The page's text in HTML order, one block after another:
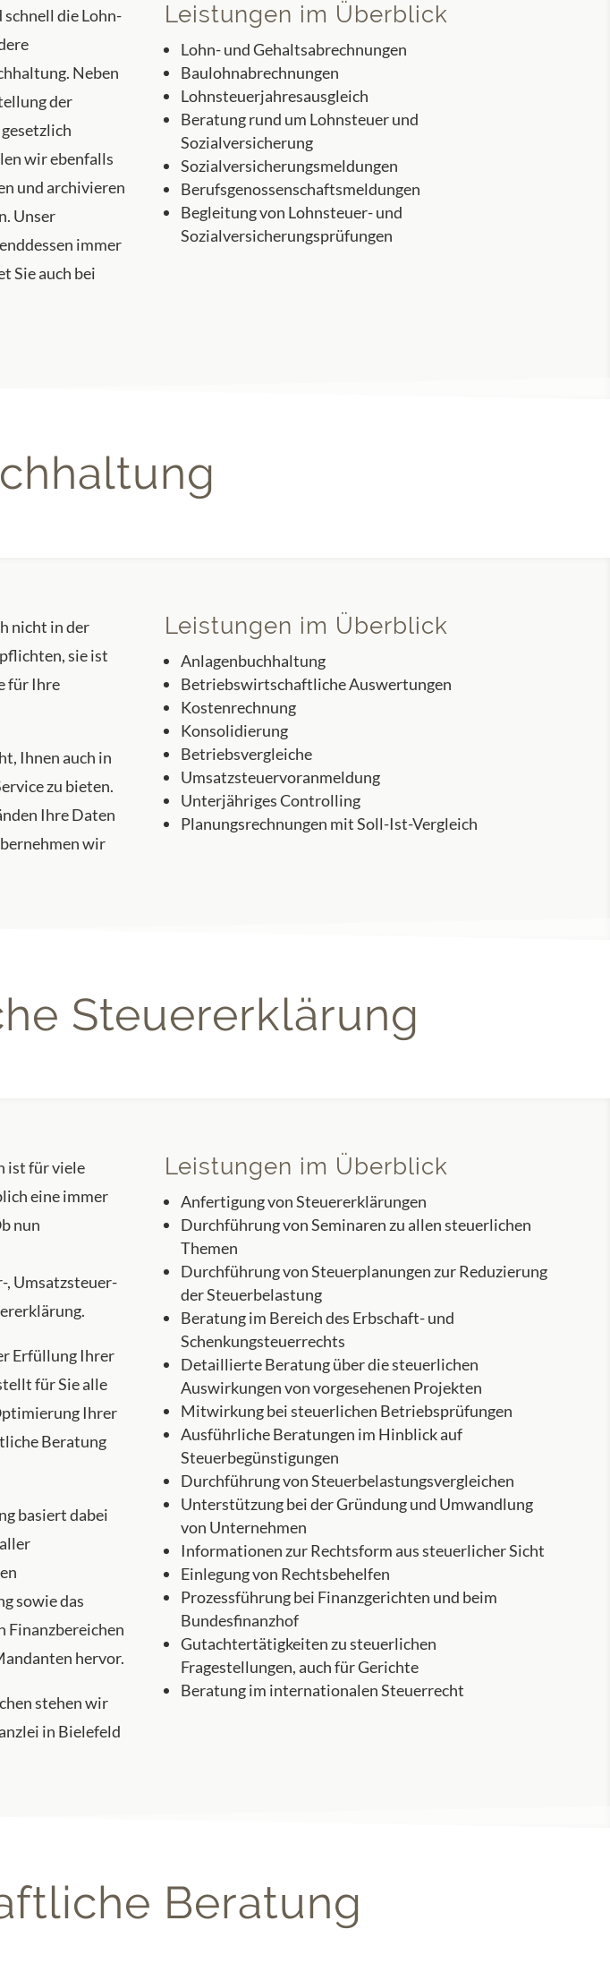
die Lohn-
Neben
der
wir ebenfalls
und archivieren
Unser
immer
Sie auch bei
Leistungen im Überblick
Lohn- und Gehaltsabrechnungen
Baulohnabrechnungen
Lohnsteuerjahresausgleich
Beratung rund um Lohnsteuer und
Sozialversicherung
Sozialversicherungsmeldungen
Berufsgenossenschaftsmeldungen
Begleitung von Lohnsteuer- und
Sozialversicherungsprüfungen
nicht in der
sie ist
für Ihre
Ihnen auch in
zu bieten.
Ihre Daten
wir
Leistungen im Überblick
Anlagenbuchhaltung
Betriebswirtschaftliche Auswertungen
Kostenrechnung
Konsolidierung
Betriebsvergleiche
Umsatzsteuervoranmeldung
Unterjähriges Controlling
Planungsrechnungen mit Soll-Ist-Vergleich
Steuererklärung
ist für viele
eine immer
nun
, Umsatzsteuer-
Erfüllung Ihrer
für Sie alle
Ihrer
Beratung
basiert dabei
sowie das
Finanzbereichen
hervor.
stehen wir
in Bielefeld
Leistungen im Überblick
Anfertigung von Steuererklärungen
Durchführung von Seminaren zu allen steuerlichen
Themen
Durchführung von Steuerplanungen zur Reduzierung
der Steuerbelastung
Beratung im Bereich des Erbschaft- und
Schenkungsteuerrechts
Detaillierte Beratung über die steuerlichen
Auswirkungen von vorgesehenen Projekten
Mitwirkung bei steuerlichen Betriebsprüfungen
Ausführliche Beratungen im Hinblick auf
Steuerbegünstigungen
Durchführung von Steuerbelastungsvergleichen
Unterstützung bei der Gründung und Umwandlung
von Unternehmen
Informationen zur Rechtsform aus steuerlicher Sicht
Einlegung von Rechtsbehelfen
Prozessführung bei Finanzgerichten und beim
Bundesfinanzhof
Gutachtertätigkeiten zu steuerlichen
Fragestellungen, auch für Gerichte
Beratung im internationalen Steuerrecht
Beratung